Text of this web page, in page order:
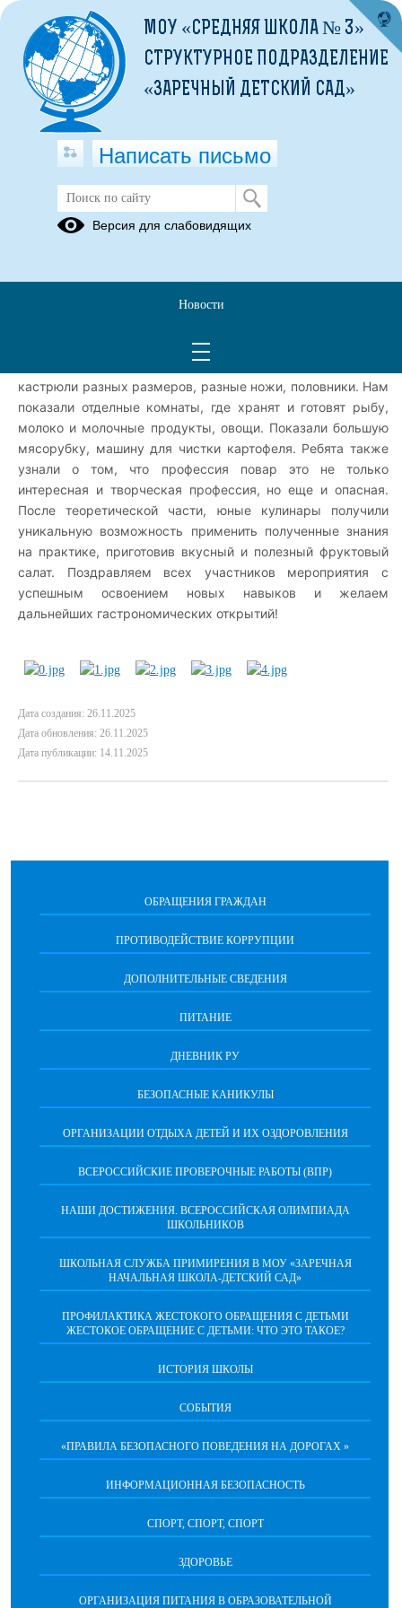
Путешествие в мир кулинарии
14 ноября 2025 года, дети 1 класса совершили
увлекательное путешествие в мир кулинарии! Благодаря
Александровне, ребята узнали много интересного о
профессии ПОВАРА. Юлия Викторовна показала детям
кастрюли разных размеров, разные ножи, половники. Нам
показали отделные комнаты, где хранят и готовят рыбу,
молоко и молочные продукты, овощи. Показали большую
мясорубку, машину для чистки картофеля. Ребята также
узнали о том, что профессия повар это не только
интересная и творческая профессия, но еще и опасная.
После теоретической части, юные кулинары получили
уникальную возможность применить полученные знания
на практике, приготовив вкусный и полезный фруктовый
салат. Поздравляем всех участников мероприятия с
успешным освоением новых навыков и желаем
дальнейших гастрономических открытий!
Дата создания: 26.11.2025
Дата обновления: 26.11.2025
Дата публикации: 14.11.2025
ОБРАЩЕНИЯ ГРАЖДАН
ПРОТИВОДЕЙСТВИЕ КОРРУПЦИИ
ДОПОЛНИТЕЛЬНЫЕ СВЕДЕНИЯ
ПИТАНИЕ
ДНЕВНИК РУ
БЕЗОПАСНЫЕ КАНИКУЛЫ
ОРГАНИЗАЦИИ ОТДЫХА ДЕТЕЙ И ИХ ОЗДОРОВЛЕНИЯ
ВСЕРОССИЙСКИЕ ПРОВЕРОЧНЫЕ РАБОТЫ (ВПР)
НАШИ ДОСТИЖЕНИЯ. ВСЕРОССИЙСКАЯ ОЛИМПИАДА
ШКОЛЬНИКОВ
ШКОЛЬНАЯ СЛУЖБА ПРИМИРЕНИЯ В МОУ «ЗАРЕЧНАЯ
НАЧАЛЬНАЯ ШКОЛА-ДЕТСКИЙ САД»
ПРОФИЛАКТИКА ЖЕСТОКОГО ОБРАЩЕНИЯ С ДЕТЬМИ
ЖЕСТОКОЕ ОБРАЩЕНИЕ С ДЕТЬМИ: ЧТО ЭТО ТАКОЕ?
ИСТОРИЯ ШКОЛЫ
СОБЫТИЯ
«ПРАВИЛА БЕЗОПАСНОГО ПОВЕДЕНИЯ НА ДОРОГАХ »
ИНФОРМАЦИОННАЯ БЕЗОПАСНОСТЬ
СПОРТ, СПОРТ, СПОРТ
ЗДОРОВЬЕ
ОРГАНИЗАЦИЯ ПИТАНИЯ В ОБРАЗОВАТЕЛЬНОЙ
МОУ «СРЕДНЯЯ ШКОЛА № 3»
СТРУКТУРНОЕ ПОДРАЗДЕЛЕНИЕ
«ЗАРЕЧНЫЙ ДЕТСКИЙ САД»
Написать письмо
Версия для слабовидящих
Новости